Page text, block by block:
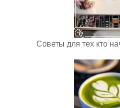
Советы для тех кто